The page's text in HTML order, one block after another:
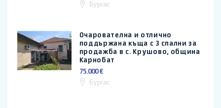
Бургас
Очарователна и отлично
поддържана къща с 3 спални за
продажба в с. Крушово, община
Карнобат
75.000 €
Бургас